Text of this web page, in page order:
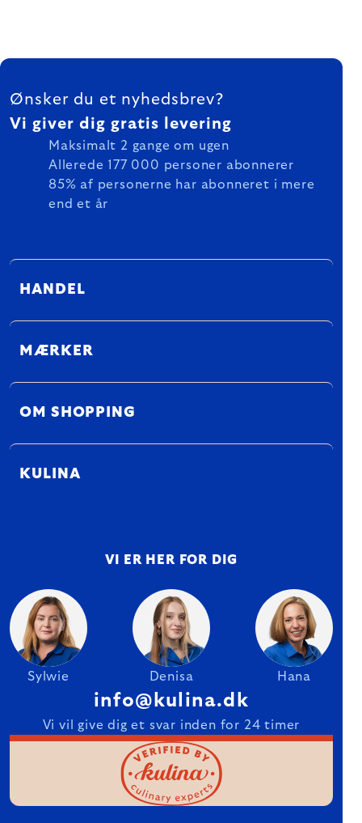
FOOTER
Ønsker du et nyhedsbrev?
Vi giver dig gratis levering
Maksimalt 2 gange om ugen
Allerede 177 000 personer abonnerer
85% af personerne har abonneret i mere
end et år
HANDEL
MÆRKER
OM SHOPPING
KULINA
VI ER HER FOR DIG
Sylwie Denisa Hana
info@kulina.dk
Vi vil give dig et svar inden for 24 timer